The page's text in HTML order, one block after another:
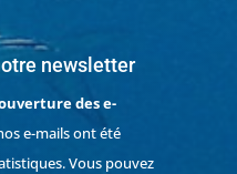
newsletter
des e-
e-mails ont été
Vous pouvez